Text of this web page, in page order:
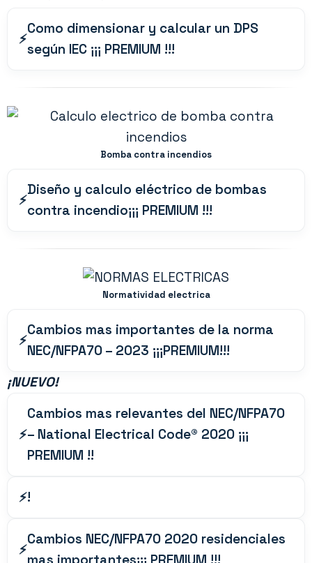
Como dimensionar y calcular un DPS
según IEC ¡¡¡ PREMIUM !!!
Bomba contra incendios
Diseño y calculo eléctrico de bombas
contra incendio¡¡¡ PREMIUM !!!
Normatividad electrica
Cambios mas importantes de la norma
NEC/NFPA70 – 2023 ¡¡¡PREMIUM!!!
¡NUEVO!
Cambios mas relevantes del NEC/NFPA70
– National Electrical Code® 2020 ¡¡¡
PREMIUM !!
!
Cambios NEC/NFPA70 2020 residenciales
mas importantes¡¡¡ PREMIUM !!!